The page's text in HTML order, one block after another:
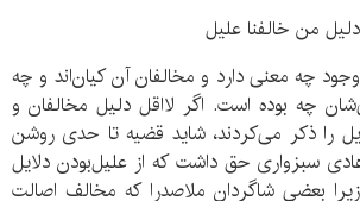
من خالفنا علیل
چه معنی دارد و مخالفان آن کیان‌اند و چه
چه بوده است. اگر لااقل دلیل مخالفان و
را ذکر می‌کردند، شاید قضیه تا حدی روشن
سبزواری حق داشت که از علیل‌بودن دلایل
بعضی شاگردان ملاصدرا که مخالف اصالت